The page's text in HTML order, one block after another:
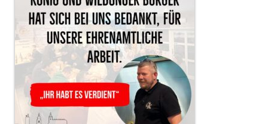
Christkindwiegen 2017
Christkindwiegen 2016
Jahreskonzert 2017
Oktoberfestkonzert 2018
Jahreskonzert 2019